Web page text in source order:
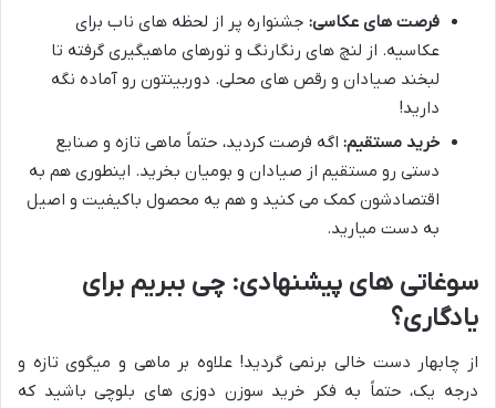
فرصت های عکاسی: جشنواره پر از لحظه های ناب برای
عکاسیه. از لنچ های رنگارنگ و تورهای ماهیگیری گرفته تا
لبخند صیادان و رقص های محلی. دوربینتون رو آماده نگه
دارید!
خرید مستقیم: اگه فرصت کردید، حتماً ماهی تازه و صنایع
دستی رو مستقیم از صیادان و بومیان بخرید. اینطوری هم به
اقتصادشون کمک می کنید و هم یه محصول باکیفیت و اصیل
به دست میارید.
سوغاتی های پیشنهادی: چی ببریم برای
یادگاری؟
از چابهار دست خالی برنمی گردید! علاوه بر ماهی و میگوی تازه و
درجه یک، حتماً به فکر خرید سوزن دوزی های بلوچی باشید که